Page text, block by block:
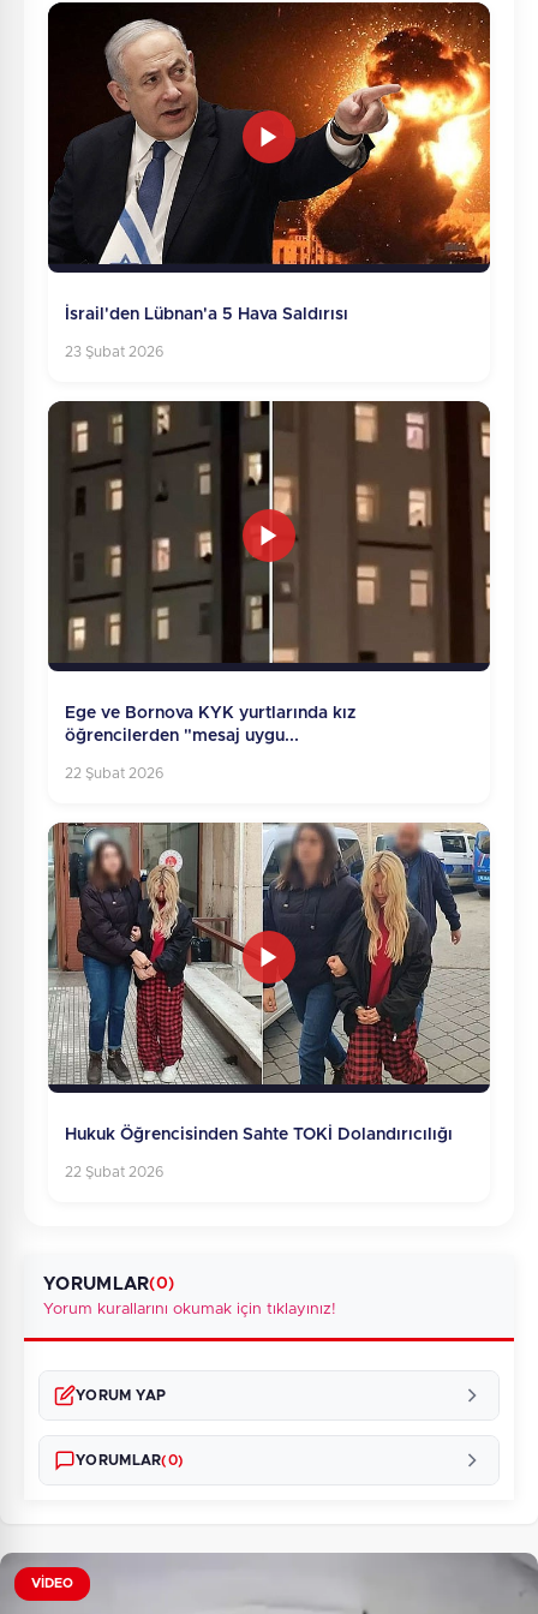
İsrail'den Lübnan'a 5 Hava Saldırısı
23 Şubat 2026
Ege ve Bornova KYK yurtlarında kız
öğrencilerden "mesaj uygu...
22 Şubat 2026
Hukuk Öğrencisinden Sahte TOKİ Dolandırıcılığı
22 Şubat 2026
YORUMLAR(0)
Yorum kurallarını okumak için tıklayınız!
YORUM YAP
YORUMLAR(0)
VİDEO